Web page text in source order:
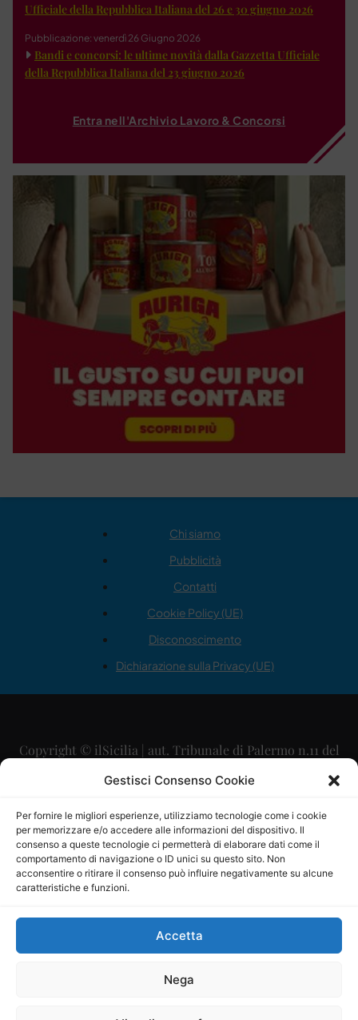
Gestisci Consenso Cookie
Per fornire le migliori esperienze, utilizziamo tecnologie come i cookie
per memorizzare e/o accedere alle informazioni del dispositivo. Il
consenso a queste tecnologie ci permetterà di elaborare dati come il
comportamento di navigazione o ID unici su questo sito. Non
acconsentire o ritirare il consenso può influire negativamente su alcune
caratteristiche e funzioni.
Accetta
Nega
Ufficiale della Repubblica Italiana del 26 e 30 giugno 2026
Pubblicazione: venerdì 26 Giugno 2026
Bandi e concorsi: le ultime novità dalla Gazzetta Ufficiale
della Repubblica Italiana del 23 giugno 2026
Entra nell'Archivio Lavoro & Concorsi
Chi siamo
Pubblicità
Contatti
Cookie Policy (UE)
Disconoscimento
Dichiarazione sulla Privacy (UE)
Copyright © ilSicilia | aut. Tribunale di Palermo n.11 del
29/09/2015
Direttore Editoriale: Maurizio Scaglione
Direttore Responsabile: Maria Calabrese
P.IVA: 06334930820
Mercurio Comunicazione Società Cooperativa a r.l. è
iscritta al Registro degli Operatori di Comunicazione al